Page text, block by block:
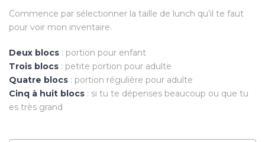
Commence par sélectionner la taille de lunch qu’il te faut
pour voir mon inventaire.
Deux blocs : portion pour enfant
Trois blocs : petite portion pour adulte
Quatre blocs : portion régulière pour adulte
Cinq à huit blocs : si tu te dépenses beaucoup ou que tu
es très grand